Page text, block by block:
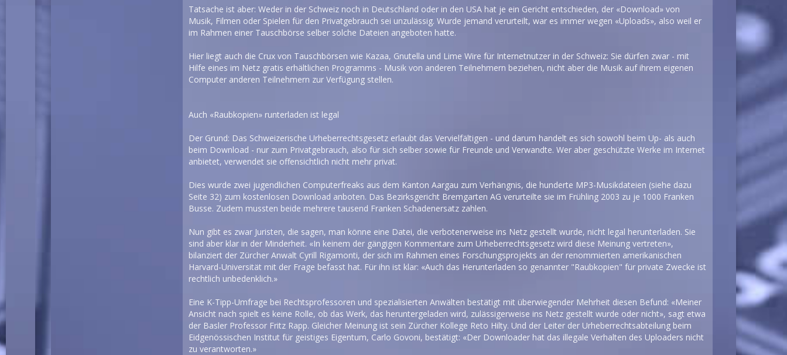
Tatsache ist aber: Weder in der Schweiz noch in Deutschland oder in den USA hat je ein Gericht entschieden, der «Download» von
Musik, Filmen oder Spielen für den Privatgebrauch sei unzulässig. Wurde jemand verurteilt, war es immer wegen «Uploads», also weil er
im Rahmen einer Tauschbörse selber solche Dateien angeboten hatte.
Hier liegt auch die Crux von Tauschbörsen wie Kazaa, Gnutella und Lime Wire für Internetnutzer in der Schweiz: Sie dürfen zwar - mit
Hilfe eines im Netz gratis erhältlichen Programms - Musik von anderen Teilnehmern beziehen, nicht aber die Musik auf ihrem eigenen
Computer anderen Teilnehmern zur Verfügung stellen.
Auch «Raubkopien» runterladen ist legal
Der Grund: Das Schweizerische Urheberrechtsgesetz erlaubt das Vervielfältigen - und darum handelt es sich sowohl beim Up- als auch
beim Download - nur zum Privatgebrauch, also für sich selber sowie für Freunde und Verwandte. Wer aber geschützte Werke im Internet
anbietet, verwendet sie offensichtlich nicht mehr privat.
Dies wurde zwei jugendlichen Computerfreaks aus dem Kanton Aargau zum Verhängnis, die hunderte MP3-Musikdateien (siehe dazu
Seite 32) zum kostenlosen Download anboten. Das Bezirksgericht Bremgarten AG verurteilte sie im Frühling 2003 zu je 1000 Franken
Busse. Zudem mussten beide mehrere tausend Franken Schadenersatz zahlen.
Nun gibt es zwar Juristen, die sagen, man könne eine Datei, die verbotenerweise ins Netz gestellt wurde, nicht legal herunterladen. Sie
sind aber klar in der Minderheit. «In keinem der gängigen Kommentare zum Urheberrechtsgesetz wird diese Meinung vertreten»,
bilanziert der Zürcher Anwalt Cyrill Rigamonti, der sich im Rahmen eines Forschungsprojekts an der renommierten amerikanischen
Harvard-Universität mit der Frage befasst hat. Für ihn ist klar: «Auch das Herunterladen so genannter "Raubkopien" für private Zwecke ist
rechtlich unbedenklich.»
Eine K-Tipp-Umfrage bei Rechtsprofessoren und spezialisierten Anwälten bestätigt mit überwiegender Mehrheit diesen Befund: «Meiner
Ansicht nach spielt es keine Rolle, ob das Werk, das heruntergeladen wird, zulässigerweise ins Netz gestellt wurde oder nicht», sagt etwa
der Basler Professor Fritz Rapp. Gleicher Meinung ist sein Zürcher Kollege Reto Hilty. Und der Leiter der Urheberrechtsabteilung beim
Eidgenössischen Institut für geistiges Eigentum, Carlo Govoni, bestätigt: «Der Downloader hat das illegale Verhalten des Uploaders nicht
zu verantworten.»